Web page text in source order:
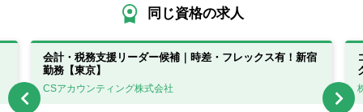
同じ資格の求人
会計・税務支援リーダー候補｜時差・フレックス有！新宿
勤務【東京】
CSアカウンティング株式会社